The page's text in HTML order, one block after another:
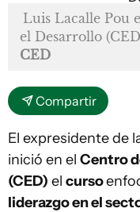
Luis Lacalle Pou
el Desarrollo
CED
Compartir
El expresidente de
inició en el Centro
(CED) el curso
liderazgo en el